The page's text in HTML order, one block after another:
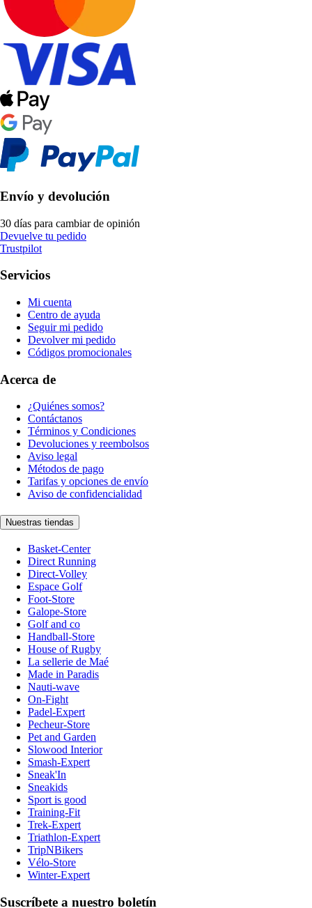
Envío y devolución
30 días para cambiar de opinión
Devuelve tu pedido
Trustpilot
Servicios
Mi cuenta
Centro de ayuda
Seguir mi pedido
Devolver mi pedido
Códigos promocionales
Acerca de
¿Quiénes somos?
Contáctanos
Términos y Condiciones
Devoluciones y reembolsos
Aviso legal
Métodos de pago
Tarifas y opciones de envío
Aviso de confidencialidad
Nuestras tiendas
Basket-Center
Direct Running
Direct-Volley
Espace Golf
Foot-Store
Galope-Store
Golf and co
Handball-Store
House of Rugby
La sellerie de Maé
Made in Paradis
Nauti-wave
On-Fight
Padel-Expert
Pecheur-Store
Pet and Garden
Slowood Interior
Smash-Expert
Sneak'In
Sneakids
Sport is good
Training-Fit
Trek-Expert
Triathlon-Expert
TripNBikers
Vélo-Store
Winter-Expert
Suscríbete a nuestro boletín